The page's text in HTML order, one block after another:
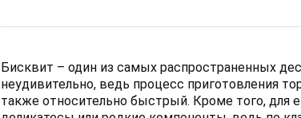
Бисквит – один из самых распространенных
неудивительно, ведь процесс приготовления
также относительно быстрый. Кроме того, для